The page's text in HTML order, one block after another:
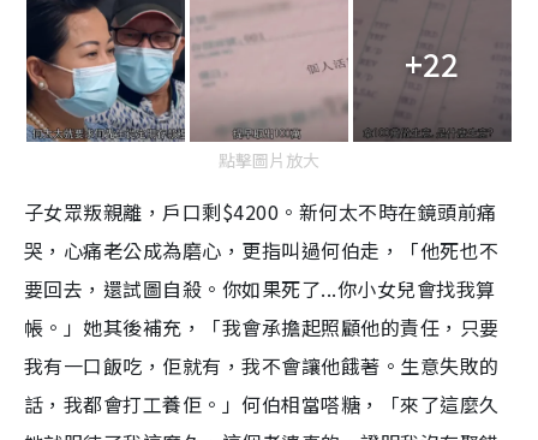
+22
點擊圖片放大
子女眾叛親離，戶口剩$4200。新何太不時在鏡頭前痛
哭，心痛老公成為磨心，更指叫過何伯走，「他死也不
要回去，還試圖自殺。你如果死了...你小女兒會找我算
帳。」她其後補充，「我會承擔起照顧他的責任，只要
我有一口飯吃，佢就有，我不會讓他餓著。生意失敗的
話，我都會打工養佢。」何伯相當嗒糖，「來了這麼久